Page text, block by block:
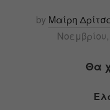
by Μαίρη
Θα